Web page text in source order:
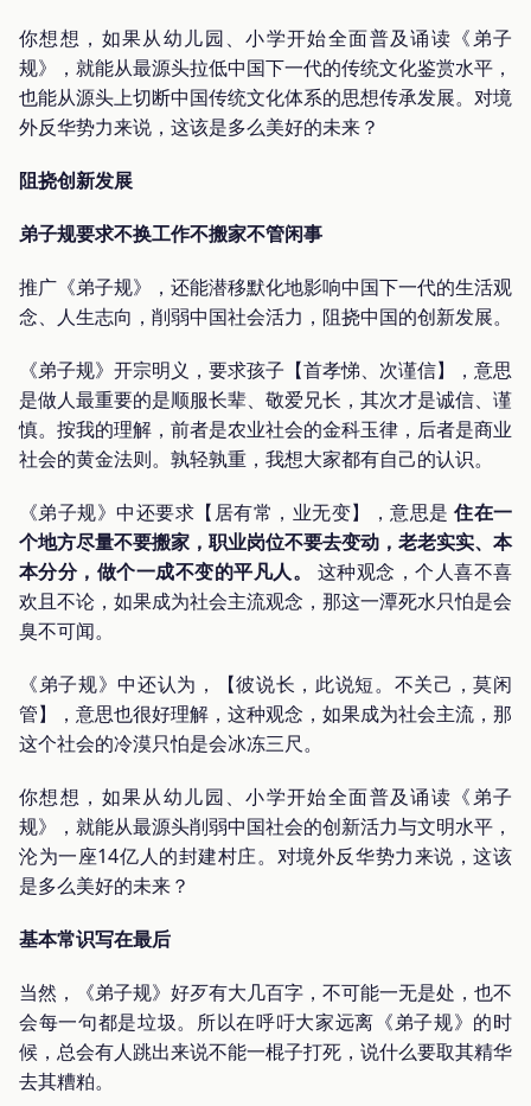
你想想，如果从幼儿园、小学开始全面普及诵读《弟子
规》，就能从最源头拉低中国下一代的传统文化鉴赏水平，
也能从源头上切断中国传统文化体系的思想传承发展。对境
外反华势力来说，这该是多么美好的未来？
阻挠创新发展
弟子规要求不换工作不搬家不管闲事
推广《弟子规》，还能潜移默化地影响中国下一代的生活观
念、人生志向，削弱中国社会活力，阻挠中国的创新发展。
《弟子规》开宗明义，要求孩子【首孝悌、次谨信】，意思
是做人最重要的是顺服长辈、敬爱兄长，其次才是诚信、谨
慎。按我的理解，前者是农业社会的金科玉律，后者是商业
社会的黄金法则。孰轻孰重，我想大家都有自己的认识。
《弟子规》中还要求【居有常，业无变】，意思是住在一
个地方尽量不要搬家，职业岗位不要去变动，老老实实、本
本分分，做个一成不变的平凡人。
这种观念，个人喜不喜
欢且不论，如果成为社会主流观念，那这一潭死水只怕是会
臭不可闻。
《弟子规》中还认为，【彼说长，此说短。不关己，莫闲
管】，意思也很好理解，这种观念，如果成为社会主流，那
这个社会的冷漠只怕是会冰冻三尺。
你想想，如果从幼儿园、小学开始全面普及诵读《弟子
规》，就能从最源头削弱中国社会的创新活力与文明水平，
沦为一座14亿人的封建村庄。对境外反华势力来说，这该
是多么美好的未来？
基本常识写在最后
当然，《弟子规》好歹有大几百字，不可能一无是处，也不
会每一句都是垃圾。所以在呼吁大家远离《弟子规》的时
候，总会有人跳出来说不能一棍子打死，说什么要取其精华
去其糟粕。